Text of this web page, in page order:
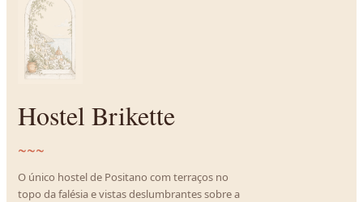
Hostel Brikette
~~~
O único hostel de Positano com terraços no
topo da falésia e vistas deslumbrantes sobre a